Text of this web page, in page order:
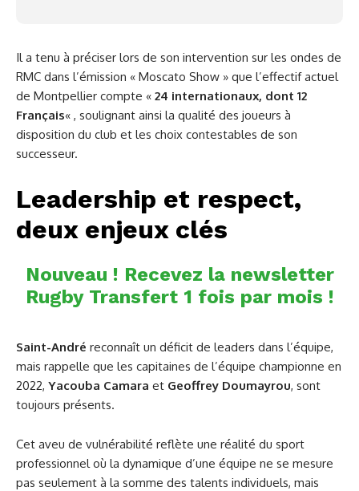
Il a tenu à préciser lors de son intervention sur les ondes de
RMC dans l’émission « Moscato Show » que l’effectif actuel
de Montpellier compte « 24 internationaux, dont 12
Français« , soulignant ainsi la qualité des joueurs à
disposition du club et les choix contestables de son
successeur.
Leadership et respect,
deux enjeux clés
Nouveau ! Recevez la newsletter
Rugby Transfert 1 fois par mois !
Saint-André reconnaît un déficit de leaders dans l’équipe,
mais rappelle que les capitaines de l’équipe championne en
2022, Yacouba Camara et Geoffrey Doumayrou, sont
toujours présents.
Cet aveu de vulnérabilité reflète une réalité du sport
professionnel où la dynamique d’une équipe ne se mesure
pas seulement à la somme des talents individuels, mais